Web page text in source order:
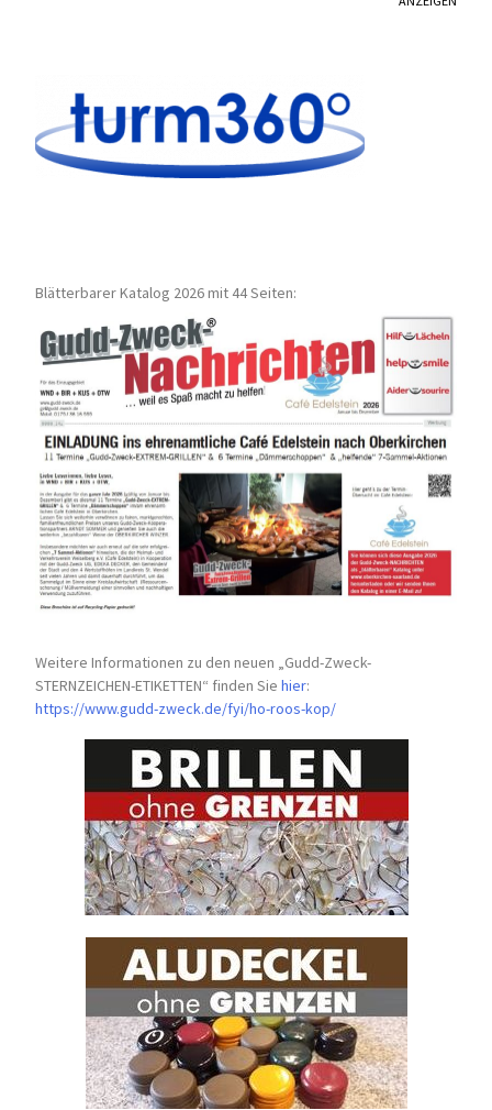
Blätterbarer Katalog 2026 mit 44 Seiten:
Weitere Informationen zu den neuen „Gudd-Zweck-
STERNZEICHEN-ETIKETTEN“ finden Siehier:
https://www.gudd-zweck.de/fyi/ho-roos-kop/